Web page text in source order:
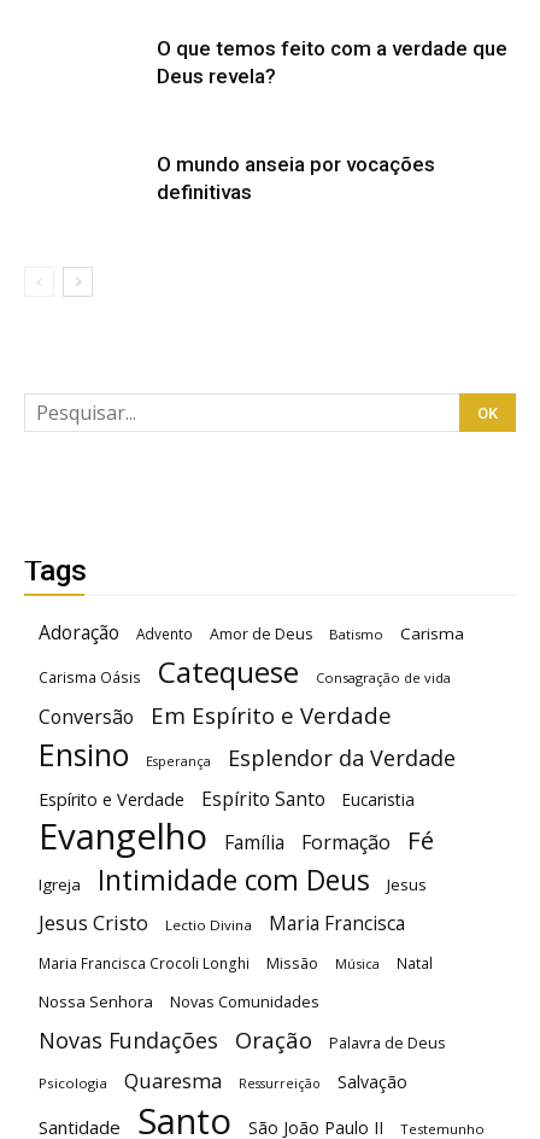
O que temos feito com a verdade que
Deus revela?
O mundo anseia por vocações
definitivas
Tags
Adoração Advento Amor de Deus Batismo Carisma
Carisma Oásis Catequese Consagração de vida
Conversão Em Espírito e Verdade
Ensino Esperança Esplendor da Verdade
Espírito e Verdade Espírito Santo Eucaristia
Evangelho Família Formação Fé
Igreja Intimidade com Deus Jesus
Jesus Cristo Lectio Divina Maria Francisca
Maria Francisca Crocoli Longhi Missão Música Natal
Nossa Senhora Novas Comunidades
Novas Fundações Oração Palavra de Deus
Psicologia Quaresma Ressurreição Salvação
Santidade Santo São João Paulo II Testemunho